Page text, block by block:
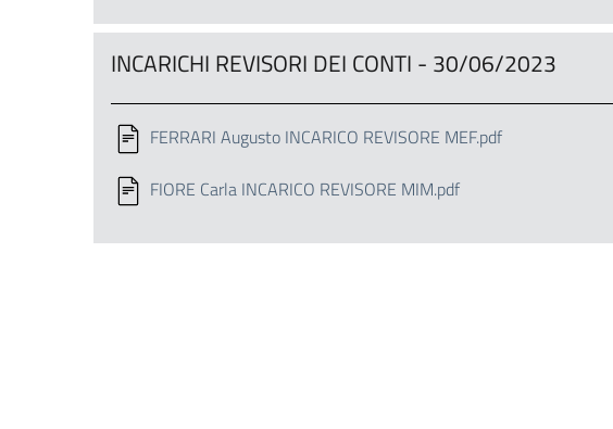
INCARICHI REVISORI DEI CONTI - 30/06/2023
FERRARI Augusto INCARICO REVISORE MEF.pdf
FIORE Carla INCARICO REVISORE MIM.pdf